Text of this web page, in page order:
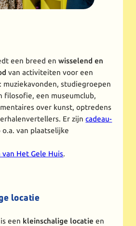
een breed enwisselend en
van activiteiten voor een
muziekavonden, studiegroepen
filosofie, een museumclub,
over kunst, optredens
Er zijncadeau-
van plaatselijke
van Het Gele Huis.
locatie
een kleinschalige locatie en